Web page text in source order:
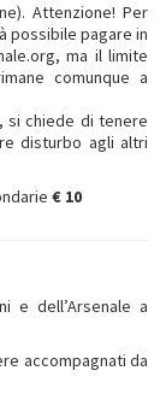
Attenzione! Per
possibile pagare in
ma il limite
comunque a
si chiede di tenere
disturbo agli altri
€ 10
e dell’Arsenale a
accompagnati da